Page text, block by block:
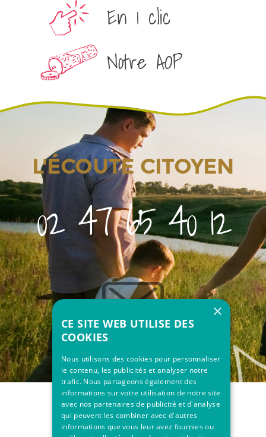
En 1 clic
Notre AOP
L'ÉCOUTE CITOYEN
02 47 65 40 12
×
CE SITE WEB UTILISE DES
COOKIES
Nous utilisons des cookies pour personnaliser
le contenu, les publicités et analyser notre
trafic. Nous partageons également des
informations sur votre utilisation de notre site
avec nos partenaires de publicité et d'analyse
qui peuvent les combiner avec d'autres
informations que vous leur avez fournies ou